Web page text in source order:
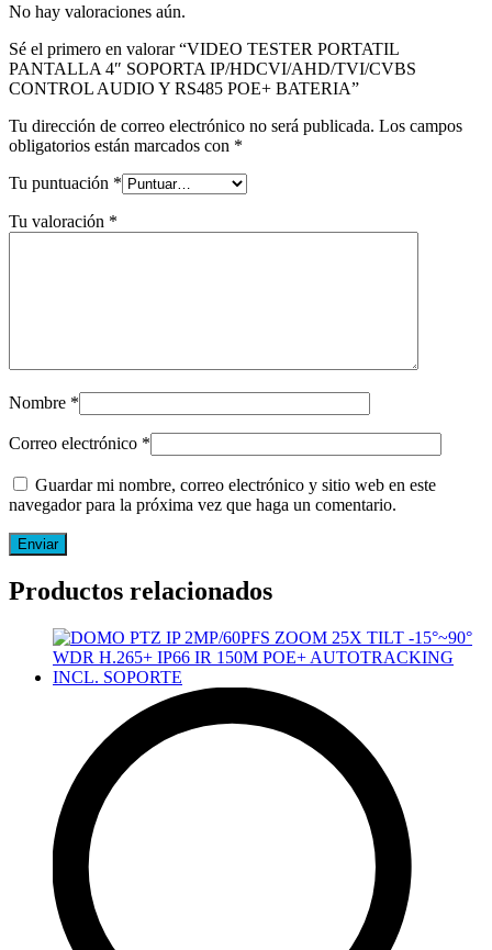
No hay valoraciones aún.
Sé el primero en valorar “VIDEO TESTER PORTATIL
PANTALLA 4″ SOPORTA IP/HDCVI/AHD/TVI/CVBS
CONTROL AUDIO Y RS485 POE+ BATERIA”
Tu dirección de correo electrónico no será publicada. Los campos
obligatorios están marcados con *
Tu puntuación *
Tu valoración *
Nombre *
Correo electrónico *
Guardar mi nombre, correo electrónico y sitio web en este
navegador para la próxima vez que haga un comentario.
Productos relacionados